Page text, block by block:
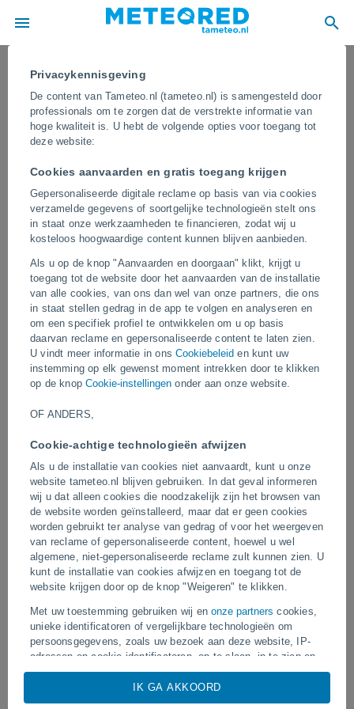
Privacykennisgeving
De content van Tameteo.nl (tameteo.nl) is samengesteld door
professionals om te zorgen dat de verstrekte informatie van
hoge kwaliteit is. U hebt de volgende opties voor toegang tot
deze website:
Cookies aanvaarden en gratis toegang krijgen
Gepersonaliseerde digitale reclame op basis van via cookies
verzamelde gegevens of soortgelijke technologieën stelt ons
in staat onze werkzaamheden te financieren, zodat wij u
kosteloos hoogwaardige content kunnen blijven aanbieden.
Als u op de knop "Aanvaarden en doorgaan" klikt, krijgt u
toegang tot de website door het aanvaarden van de installatie
van alle cookies, van ons dan wel van onze partners, die ons
in staat stellen gedrag in de app te volgen en analyseren en
om een specifiek profiel te ontwikkelen om u op basis
daarvan reclame en gepersonaliseerde content te laten zien.
U vindt meer informatie in onsCookiebeleid en kunt uw
instemming op elk gewenst moment intrekken door te klikken
op de knopCookie-instellingen onder aan onze website.
OF ANDERS,
Cookie-achtige technologieën afwijzen
Als u de installatie van cookies niet aanvaardt, kunt u onze
website tameteo.nl blijven gebruiken. In dat geval informeren
wij u dat alleen cookies die noodzakelijk zijn het browsen van
de website worden geïnstalleerd, maar dat er geen cookies
worden gebruikt ter analyse van gedrag of voor het weergeven
van reclame of gepersonaliseerde content, hoewel u wel
algemene, niet-gepersonaliseerde reclame zult kunnen zien. U
kunt de installatie van cookies afwijzen en toegang tot de
website krijgen door op de knop "Weigeren" te klikken.
Met uw toestemming gebruiken wij enonze partners cookies,
unieke identificatoren of vergelijkbare technologieën om
persoonsgegevens, zoals uw bezoek aan deze website, IP-
adressen en cookie-identificatoren, op te slaan, in te zien en
te verwerken. Sommige aanbieders kunnen uw
persoonsgegevens verwerken op basis van een
gerechtvaardigd belang, waartegen u bezwaar kunt maken. U
IK GA AKKOORD
Hevige regenval veroorzaakt ernstige
overstromingen in verschillende
regio's van China
Hevige regenval heeft geleid tot wijdverspreide overstromingen in
meerdere provincies in China, waarbij rivieren buiten hun oevers
treden en straten en infrastructuur onder water komen te staan.
De autoriteiten melden aanzienlijke materiële schade en
verstoringen van het transport en het dagelijks leven in de
Video's
Gisteren
Tyfoon Dolphin treft verschillende
gebieden in China.
Een tornado treft Piraí